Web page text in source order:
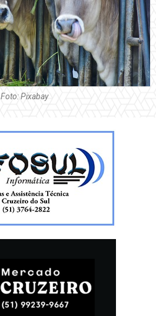
Foto: Pixabay